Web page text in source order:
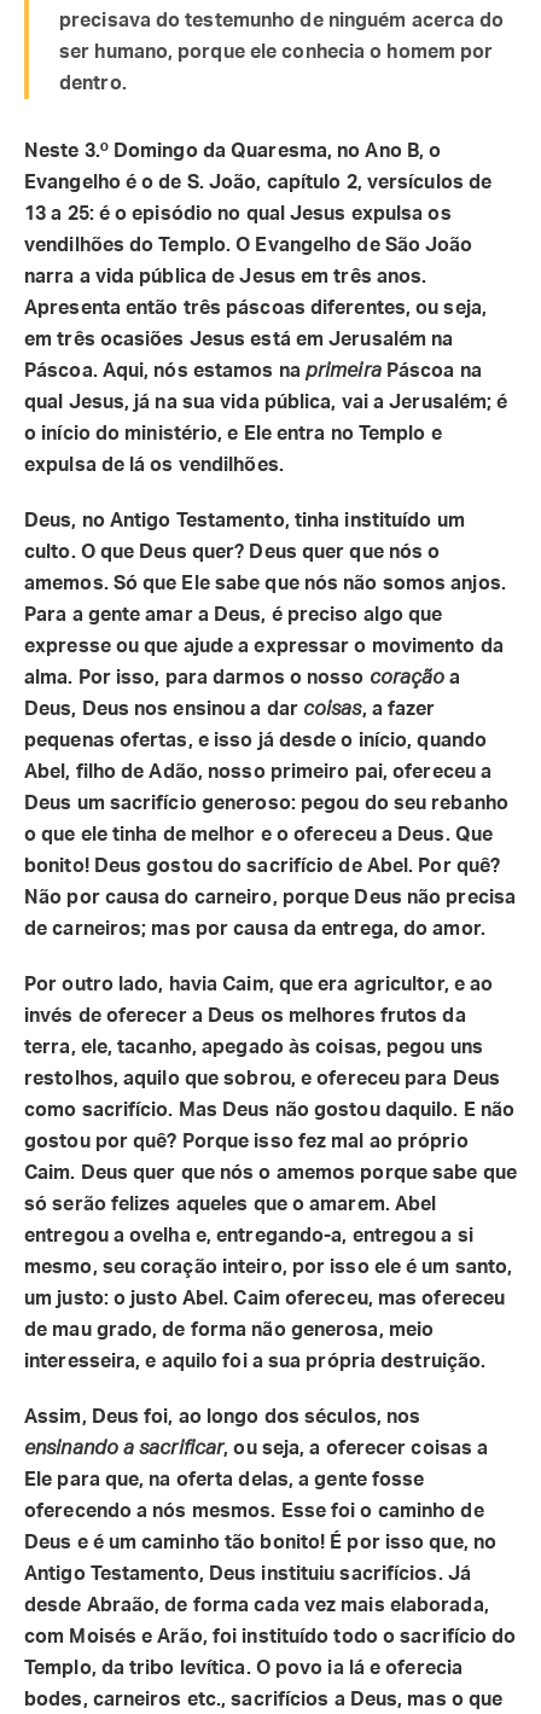
precisava do testemunho de ninguém acerca do
ser humano, porque ele conhecia o homem por
dentro.
Neste 3.º Domingo da Quaresma, no Ano B, o
Evangelho é o de S. João, capítulo 2, versículos de
13 a 25: é o episódio no qual Jesus expulsa os
vendilhões do Templo. O Evangelho de São João
narra a vida pública de Jesus em três anos.
Apresenta então três páscoas diferentes, ou seja,
em três ocasiões Jesus está em Jerusalém na
Páscoa. Aqui, nós estamos na primeiraPáscoa na
qual Jesus, já na sua vida pública, vai a Jerusalém; é
o início do ministério, e Ele entra no Templo e
expulsa de lá os vendilhões.
Deus, no Antigo Testamento, tinha instituído um
culto. O que Deus quer? Deus quer que nós o
amemos. Só que Ele sabe que nós não somos anjos.
Para a gente amar a Deus, é preciso algo que
expresse ou que ajude a expressar o movimento da
alma. Por isso, para darmos o nosso coração a
Deus, Deus nos ensinou a dar coisas, a fazer
pequenas ofertas, e isso já desde o início, quando
Abel, filho de Adão, nosso primeiro pai, ofereceu a
Deus um sacrifício generoso: pegou do seu rebanho
o que ele tinha de melhor e o ofereceu a Deus. Que
bonito! Deus gostou do sacrifício de Abel. Por quê?
Não por causa do carneiro, porque Deus não precisa
de carneiros; mas por causa da entrega, do amor.
Por outro lado, havia Caim, que era agricultor, e ao
invés de oferecer a Deus os melhores frutos da
terra, ele, tacanho, apegado às coisas, pegou uns
restolhos, aquilo que sobrou, e ofereceu para Deus
como sacrifício. Mas Deus não gostou daquilo. E não
gostou por quê? Porque isso fez mal ao próprio
Caim. Deus quer que nós o amemos porque sabe que
só serão felizes aqueles que o amarem. Abel
entregou a ovelha e, entregando-a, entregou a si
mesmo, seu coração inteiro, por isso ele é um santo,
um justo: o justo Abel. Caim ofereceu, mas ofereceu
de mau grado, de forma não generosa, meio
interesseira, e aquilo foi a sua própria destruição.
Assim, Deus foi, ao longo dos séculos, nos
ensinando a sacrificar, ou seja, a oferecer coisas a
Ele para que, na oferta delas, a gente fosse
oferecendo a nós mesmos. Esse foi o caminho de
Deus e é um caminho tão bonito! É por isso que, no
Antigo Testamento, Deus instituiu sacrifícios. Já
desde Abraão, de forma cada vez mais elaborada,
com Moisés e Arão, foi instituído todo o sacrifício do
Templo, da tribo levítica. O povo ia lá e oferecia
bodes, carneiros etc., sacrifícios a Deus, mas o que